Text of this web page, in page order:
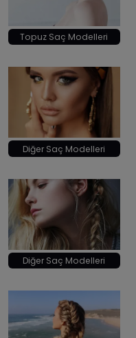
Topuz Saç Modelleri
Diğer Saç Modelleri
Diğer Saç Modelleri